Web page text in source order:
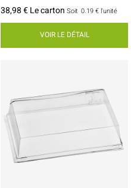
38,98 € Le carton Soit 0.19 € l'unité
VOIR LE DÉTAIL